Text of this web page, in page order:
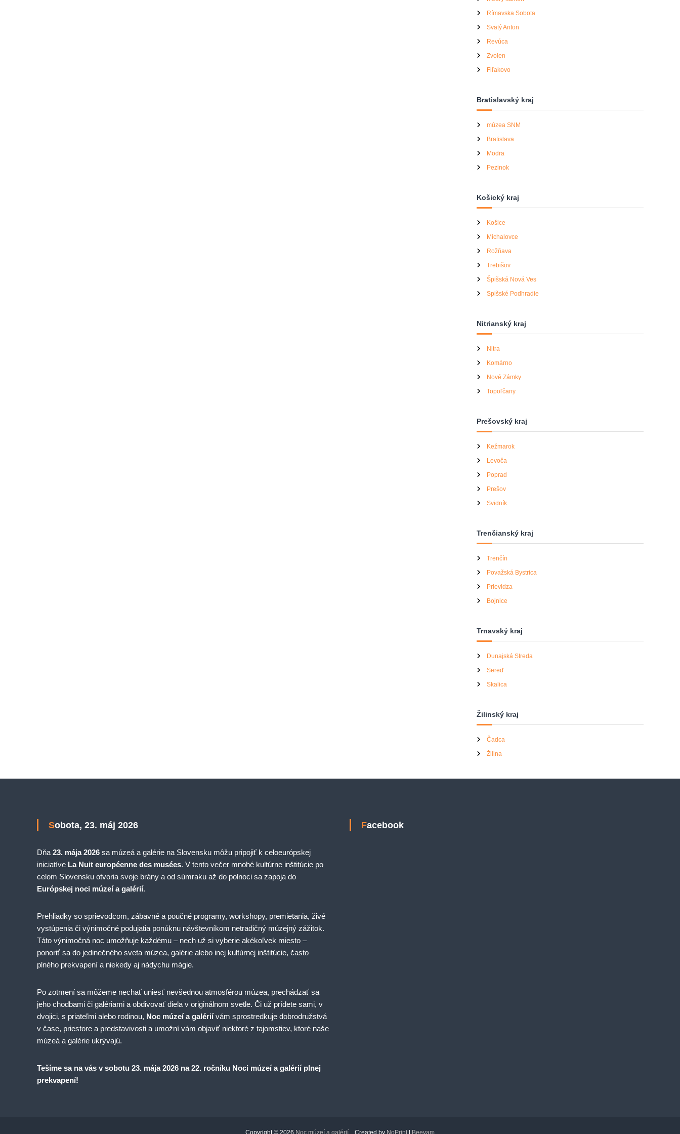
Rímavska Sobota
Svätý Anton
Revúca
Zvolen
Fiľakovo
Bratislavský kraj
múzea SNM
Bratislava
Modra
Pezinok
Košický kraj
Košice
Michalovce
Rožňava
Trebišov
Špišská Nová Ves
Spišské Podhradie
Nitrianský kraj
Nitra
Komárno
Nové Zámky
Topoľčany
Prešovský kraj
Kežmarok
Levoča
Poprad
Prešov
Svidník
Trenčianský kraj
Trenčín
Považská Bystrica
Prievidza
Bojnice
Trnavský kraj
Dunajská Streda
Sereď
Skalica
Žilinský kraj
Čadca
Žilina
Sobota, 23. máj 2026
Dňa23. mája 2026 sa múzeá a galérie na Slovensku môžu pripojiť k celoeurópskej
iniciatíve La Nuit européenne des musées. V tento večer mnohé kultúrne inštitúcie po
celom Slovensku otvoria svoje brány a od súmraku až do polnoci sa zapoja do
Európskej noci múzeí a galérií.
Prehliadky so sprievodcom, zábavné a poučné programy, workshopy, premietania, živé
vystúpenia či výnimočné podujatia ponúknu návštevníkom netradičný múzejný zážitok.
Táto výnimočná noc umožňuje každému – nech už si vyberie akékoľvek miesto –
ponoriť sa do jedinečného sveta múzea, galérie alebo inej kultúrnej inštitúcie, často
plného prekvapení a niekedy aj nádychu mágie.
Po zotmení sa môžeme nechať uniesť nevšednou atmosférou múzea, prechádzať sa
jeho chodbami či galériami a obdivovať diela v originálnom svetle. Či už prídete sami, v
dvojici, s priateľmi alebo rodinou, Noc múzeí a galériívám sprostredkuje dobrodružstvá
v čase, priestore a predstavivosti a umožní vám objaviť niektoré z tajomstiev, ktoré naše
múzeá a galérie ukrývajú.
Tešíme sa na vás v sobotu 23. mája 2026 na 22. ročníku Noci múzeí a galérií plnej
prekvapení!
Facebook
Copyright © 2026 Noc múzeí a galérií Created by NoPrint Beevam